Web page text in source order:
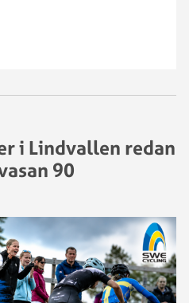
i Lindvallen redan
90